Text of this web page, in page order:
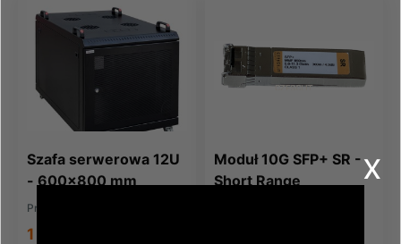
Szafa serwerowa 12U
- 600x800 mm
Producent:
1 778,56 zł
Moduł 10G SFP+ SR -
Short Range
x